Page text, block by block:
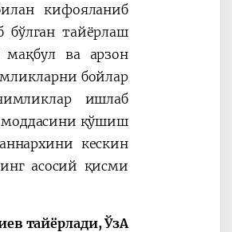
кифояланиб
бўлган тайёрлаш
мақбул ва арзон
бойлар
ишлаб
моддасини қўшиш
кескин
асосий қисми
тайёрлади, ЎзА